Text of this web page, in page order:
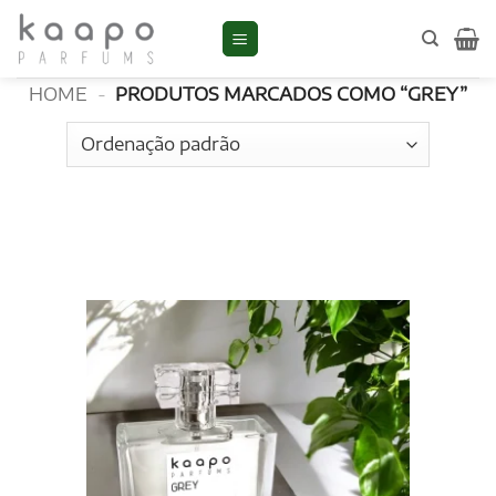
Skip
content
Grey
HOME - PRODUTOS MARCADOS COMO “GREY”